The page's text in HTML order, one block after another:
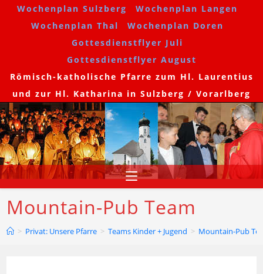
Wochenplan Sulzberg
Wochenplan Langen
Wochenplan Thal
Wochenplan Doren
Gottesdienstflyer Juli
Gottesdienstflyer August
Römisch-katholische Pfarre zum Hl. Laurentius
und zur Hl. Katharina in Sulzberg / Vorarlberg
Mountain-Pub Team
> Privat: Unsere Pfarre > Teams Kinder + Jugend > Mountain-Pub